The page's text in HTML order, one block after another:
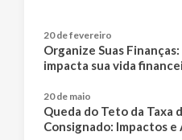
20 de fevereiro
Organize Suas
impacta sua vida
20 de maio
Queda do Teto da Taxa
Consignado: Impactos